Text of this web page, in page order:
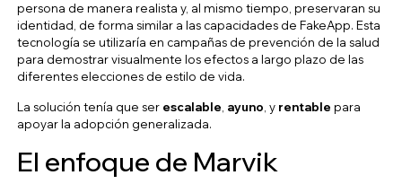
persona de manera realista y, al mismo tiempo, preservaran su
identidad, de forma similar a las capacidades de FakeApp. Esta
tecnología se utilizaría en campañas de prevención de la salud
para demostrar visualmente los efectos a largo plazo de las
diferentes elecciones de estilo de vida.
La solución tenía que ser escalable, ayuno, y rentable para
apoyar la adopción generalizada.
El enfoque de Marvik